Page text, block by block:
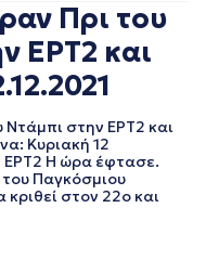
Πρι του
ΕΡΤ2 και
Ντάμπι στην ΕΡΤ2 και
Κυριακή 12
ΕΡΤ2 Η ώρα έφτασε.
του Παγκόσμιου
στον 22ο και